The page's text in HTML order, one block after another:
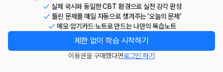
실제 국시와 동일한 CBT 환경으로 실전 감각 완성
틀린 문제를 매일 자동으로 챙겨주는 ‘오늘의 문제’
메모·암기카드·노트로 만드는 나만의 복습노트
제한 없이 학습 시작하기
이용권을 구매했다면로그인 하기